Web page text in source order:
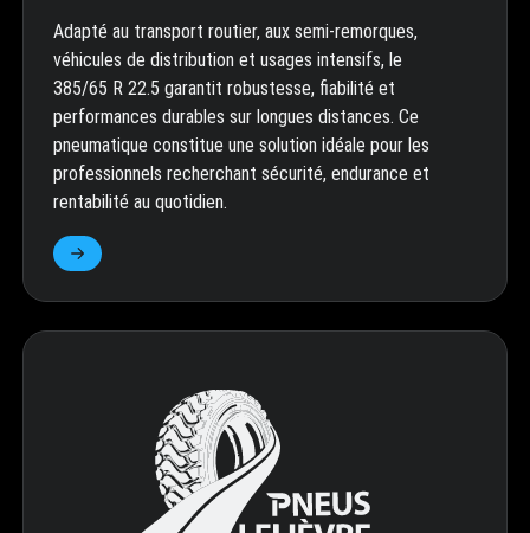
Adapté au transport routier, aux semi-remorques,
véhicules de distribution et usages intensifs, le
385/65 R 22.5 garantit robustesse, fiabilité et
performances durables sur longues distances. Ce
pneumatique constitue une solution idéale pour les
professionnels recherchant sécurité, endurance et
rentabilité au quotidien.